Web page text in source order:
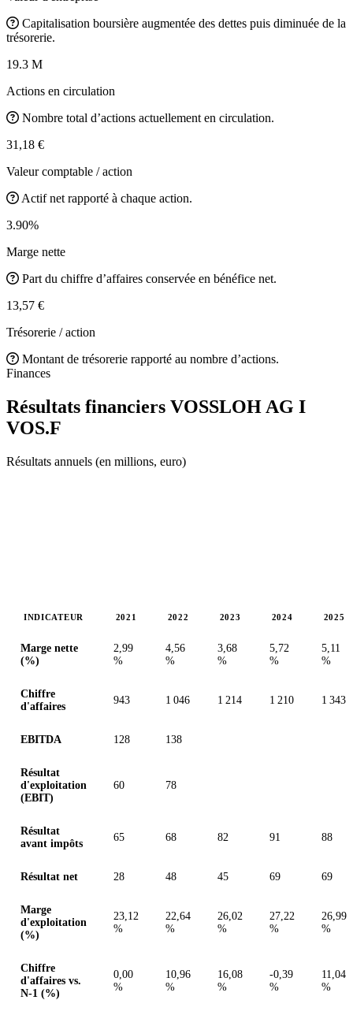
Capitalisation boursière augmentée des dettes puis diminuée de la
trésorerie.
19.3 M
Actions en circulation
Nombre total d’actions actuellement en circulation.
31,18 €
Valeur comptable / action
Actif net rapporté à chaque action.
3.90%
Marge nette
Part du chiffre d’affaires conservée en bénéfice net.
13,57 €
Trésorerie / action
Montant de trésorerie rapporté au nombre d’actions.
Finances
Résultats financiers VOSSLOH AG I
VOS.F
Résultats annuels (en millions, euro)
INDICATEUR 2021 2022 2023 2024 2025
Marge nette
(%)
2,99
%
4,56
%
3,68
%
5,72
%
5,11
%
Chiffre
d'affaires
943 1 046 1 214 1 210 1 343
EBITDA 128 138
Résultat
d'exploitation
(EBIT)
60 78
Résultat
avant impôts
65 68 82 91 88
Résultat net 28 48 45 69 69
Marge
d'exploitation
(%)
23,12
%
22,64
%
26,02
%
27,22
%
26,99
%
Chiffre
d'affaires vs.
N-1 (%)
0,00
%
10,96
%
16,08
%
-0,39
%
11,04
%